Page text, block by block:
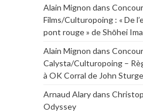
Alain Mignon dans
Films/Culturopoing : « De
pont rouge » de Shōhei
Alain Mignon dans
Calysta/Culturopoing –
à OK Corral de John
Arnaud Alarydans
Odyssey